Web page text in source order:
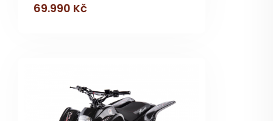
69.990 Kč